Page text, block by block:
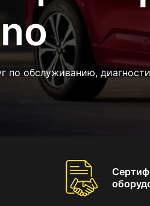
по обслуживанию,